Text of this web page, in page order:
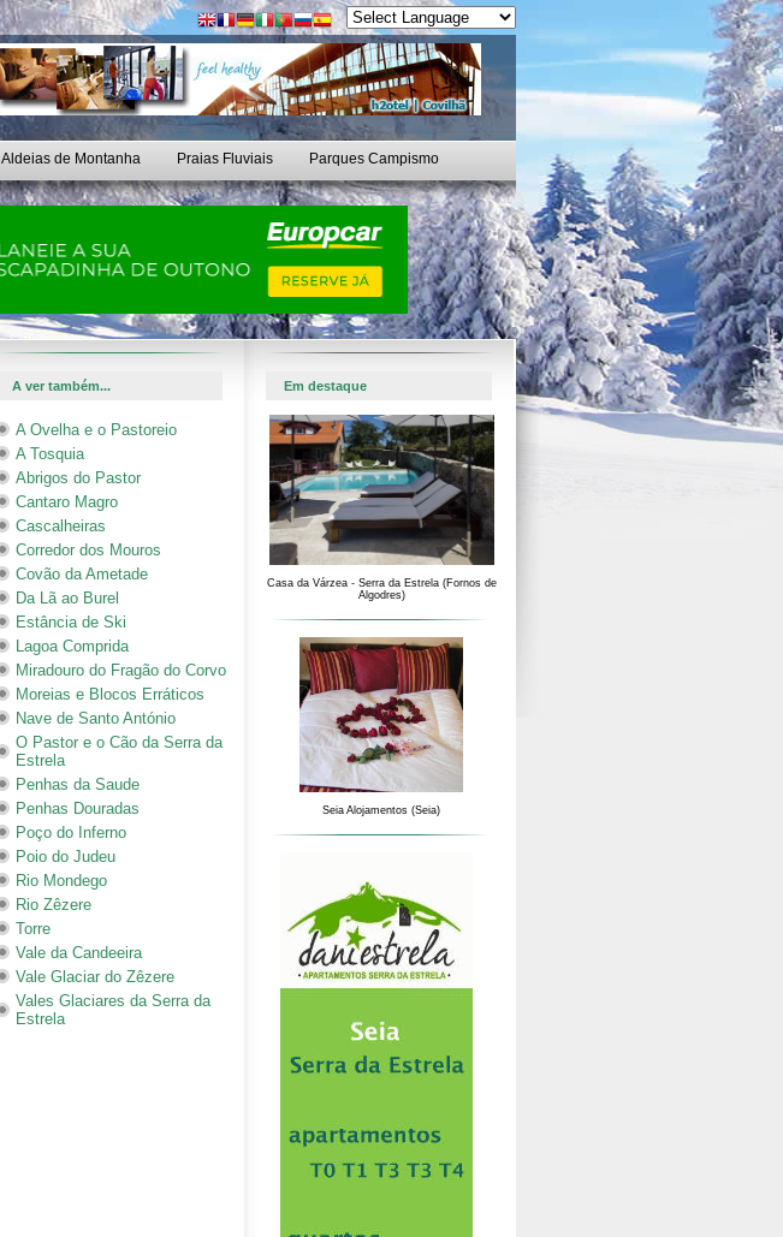
Aldeias de Montanha Praias Fluviais Parques Campismo
A ver também... Em destaque
A Ovelha e o Pastoreio
A Tosquia
Abrigos do Pastor
Cantaro Magro
Cascalheiras
Corredor dos Mouros
Covão da Ametade
Da Lã ao Burel
Estância de Ski
Lagoa Comprida
Miradouro do Fragão do Corvo
Moreias e Blocos Erráticos
Nave de Santo António
O Pastor e o Cão da Serra da
Estrela
Penhas da Saude
Penhas Douradas
Poço do Inferno
Poio do Judeu
Rio Mondego
Rio Zêzere
Torre
Vale da Candeeira
Vale Glaciar do Zêzere
Vales Glaciares da Serra da
Estrela
Casa da Várzea - Serra da Estrela (Fornos de
Algodres)
Seia Alojamentos (Seia)